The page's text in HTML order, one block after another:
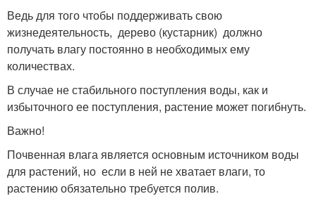
Ведь для того чтобы поддерживать свою
жизнедеятельность, дерево (кустарник) должно
получать влагу постоянно в необходимых ему
количествах.
В случае не стабильного поступления воды, как и
избыточного ее поступления, растение может погибнуть.
Важно!
Почвенная влага является основным источником воды
для растений, но если в ней не хватает влаги, то
растению обязательно требуется полив.